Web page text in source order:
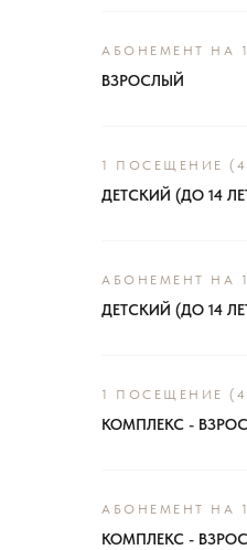
АБОНЕМЕНТ НА
ВЗРОСЛЫЙ
1 ПОСЕЩЕНИЕ
ДЕТСКИЙ (ДО 14
АБОНЕМЕНТ НА
ДЕТСКИЙ (ДО 14
1 ПОСЕЩЕНИЕ
КОМПЛЕКС -
АБОНЕМЕНТ НА
КОМПЛЕКС -